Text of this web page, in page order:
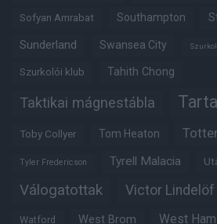
Sofyan Amrabat Southampton
Sunderland Swansea City
Szurkolói klub Tahith Chong
Taktikai mágnestábla
Toby Collyer Tom Heaton
Tyler Fredericson Tyrell Malacia
Válogatottak Victor Lindelöf
Watford West Brom West Ham